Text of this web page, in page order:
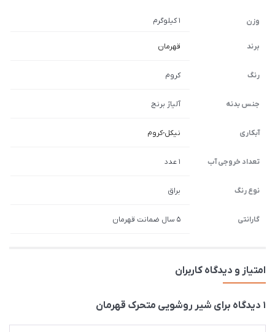
وزن 1 کیلوگرم
برند قهرمان
رنگ کروم
جنس بدنه آلیاژ برنج
آبکاری نیکل-کروم
تعداد خروجی آب 1 عدد
نوع رنگ براق
گارانتی 5 سال ضمانت قهرمان
امتیاز و دیدگاه کاربران
1 دیدگاه برای شیر روشویی متحرک قهرمان